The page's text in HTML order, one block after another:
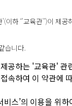
이하 ‘'교육관'’)이
습니다.
제공하는 '교육관'
접속하여 이 약관
비스’의 이용을 위